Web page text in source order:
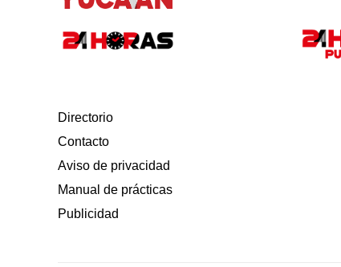
Directorio
Contacto
Aviso de privacidad
Manual de prácticas
Publicidad